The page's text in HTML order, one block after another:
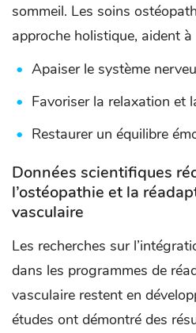
sommeil. Les soins
approche holistique, aident à
Apaiser le système
Favoriser la relaxation et
Restaurer un équilibre
Données scientifiques
l’ostéopathie et la
vasculaire
Les recherches sur
dans les programmes de
vasculaire restent en
études ont démontré des